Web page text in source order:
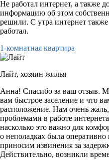
Не работал интернет, а также
информацию об этом
решили. С утра интернет также
работал.
1-комнатная квартира
Лайт, хозяин жилья
Анна! Спасибо за ваш отзыв.
вам быстрое заселение и что
расположение. Нам очень
проблемами в работе
насколько это важно для
о неполадках была
приносим извинения за
Действительно, возникли